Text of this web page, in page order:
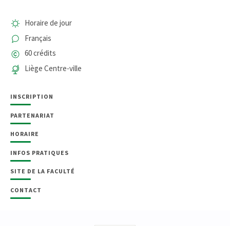
Horaire de jour
Français
60 crédits
Liège Centre-ville
INSCRIPTION
PARTENARIAT
HORAIRE
INFOS PRATIQUES
SITE DE LA FACULTÉ
CONTACT